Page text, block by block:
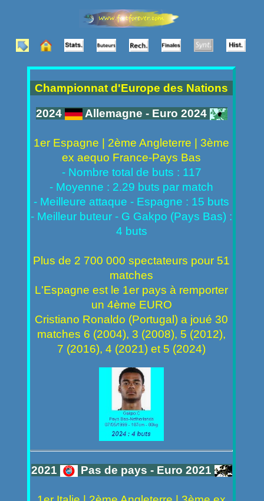
Championnat d'Europe des Nations
2024 Allemagne - Euro 2024
1er Espagne | 2ème Angleterre | 3ème
ex aequo France-Pays Bas
- Nombre total de buts : 117
- Moyenne : 2.29 buts par match
- Meilleure attaque - Espagne : 15 buts
- Meilleur buteur - G Gakpo (Pays Bas) :
4 buts
Plus de 2 700 000 spectateurs pour 51
matches
L'Espagne est le 1er pays à remporter
un 4ème EURO
Cristiano Ronaldo (Portugal) a joué 30
matches 6 (2004), 3 (2008), 5 (2012),
7 (2016), 4 (2021) et 5 (2024)
2021 Pas de pays - Euro 2021